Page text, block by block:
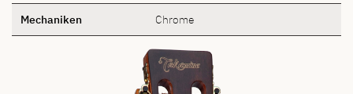
Mechaniken Chrome